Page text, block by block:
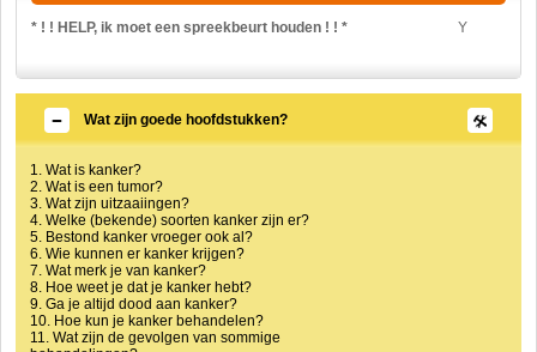
* ! ! HELP, ik moet een spreekbeurt houden ! ! * Y
Wat zijn goede hoofdstukken?
1. Wat is kanker?
2. Wat is een tumor?
3. Wat zijn uitzaaiingen?
4. Welke (bekende) soorten kanker zijn er?
5. Bestond kanker vroeger ook al?
6. Wie kunnen er kanker krijgen?
7. Wat merk je van kanker?
8. Hoe weet je dat je kanker hebt?
9. Ga je altijd dood aan kanker?
10. Hoe kun je kanker behandelen?
11. Wat zijn de gevolgen van sommige